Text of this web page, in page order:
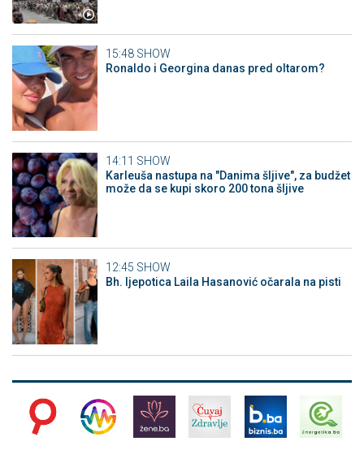
15:48 SHOW
Ronaldo i Georgina danas pred oltarom?
14:11 SHOW
Karleuša nastupa na "Danima šljive", za budžet
može da se kupi skoro 200 tona šljive
12:45 SHOW
Bh. ljepotica Laila Hasanović očarala na pisti